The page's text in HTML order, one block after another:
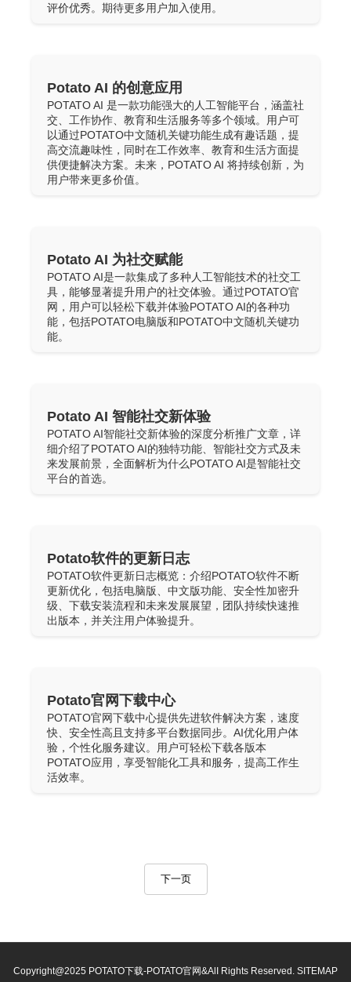
评价优秀。期待更多用户加入使用。
Potato AI 的创意应用
POTATO AI 是一款功能强大的人工智能平台，涵盖社
交、工作协作、教育和生活服务等多个领域。用户可
以通过POTATO中文随机关键功能生成有趣话题，提
高交流趣味性，同时在工作效率、教育和生活方面提
供便捷解决方案。未来，POTATO AI 将持续创新，为
用户带来更多价值。
Potato AI 为社交赋能
POTATO AI是一款集成了多种人工智能技术的社交工
具，能够显著提升用户的社交体验。通过POTATO官
网，用户可以轻松下载并体验POTATO AI的各种功
能，包括POTATO电脑版和POTATO中文随机关键功
能。
Potato AI 智能社交新体验
POTATO AI智能社交新体验的深度分析推广文章，详
细介绍了POTATO AI的独特功能、智能社交方式及未
来发展前景，全面解析为什么POTATO AI是智能社交
平台的首选。
Potato软件的更新日志
POTATO软件更新日志概览：介绍POTATO软件不断
更新优化，包括电脑版、中文版功能、安全性加密升
级、下载安装流程和未来发展展望，团队持续快速推
出版本，并关注用户体验提升。
Potato官网下载中心
POTATO官网下载中心提供先进软件解决方案，速度
快、安全性高且支持多平台数据同步。AI优化用户体
验，个性化服务建议。用户可轻松下载各版本
POTATO应用，享受智能化工具和服务，提高工作生
活效率。
下一页
Copyright@2025 POTATO下载-POTATO官网&AlI Rights Reserved. SITEMAP